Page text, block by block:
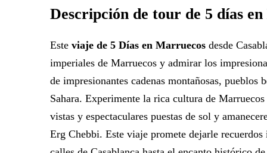
Descripción de tour de 5 días
Este viaje de 5 Días en Marruecos desde
imperiales de Marruecos y admirar los
de impresionantes cadenas montañosas,
Sahara. Experimente la rica cultura de
vistas y espectaculares puestas de sol y
Erg Chebbi. Este viaje promete dejarle